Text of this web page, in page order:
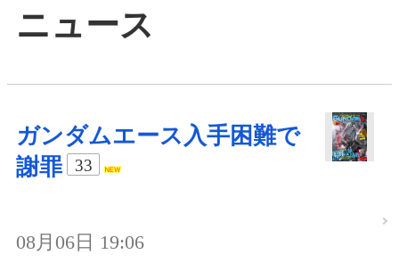
ニュース
ガンダムエース入手困難で
謝罪
33
08月06日 19:06